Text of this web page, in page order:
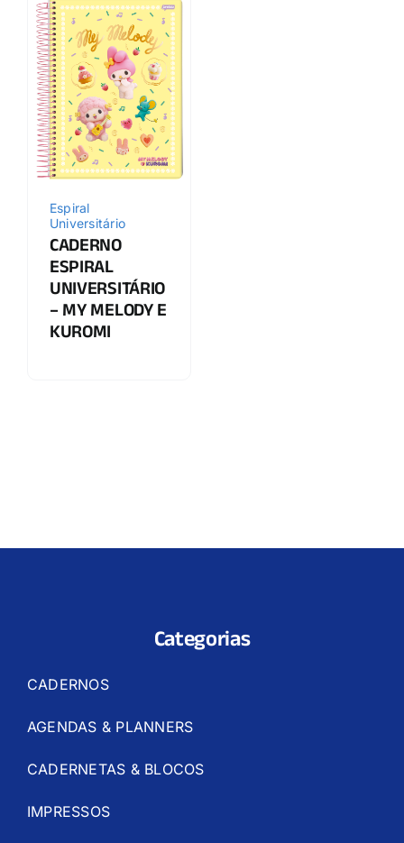
Espiral
Universitário
CADERNO
ESPIRAL
UNIVERSITÁRIO
– MY MELODY E
KUROMI
Categorias
CADERNOS
AGENDAS & PLANNERS
CADERNETAS & BLOCOS
IMPRESSOS